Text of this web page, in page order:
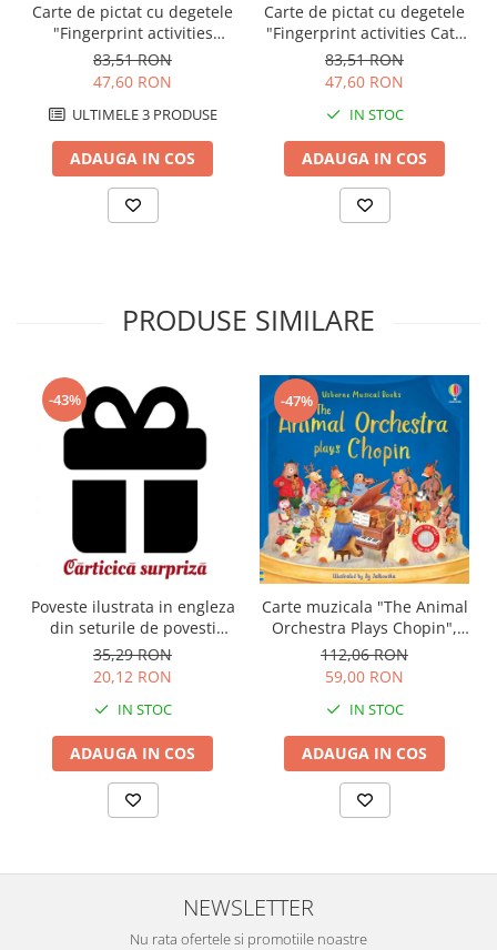
Carte de pictat cu degetele
"Fingerprint activities
Unicorns and Fairies",
Usborne
83,51 RON
47,60 RON
ULTIMELE 3 PRODUSE
ADAUGA IN COS
Carte de pictat cu degetele
"Fingerprint activities Cats
and dogs", Usborne
83,51 RON
47,60 RON
IN STOC
ADAUGA IN COS
PRODUSE SIMILARE
-43%
Poveste ilustrata in engleza
din seturile de povesti
Usborne
35,29 RON
20,12 RON
IN STOC
ADAUGA IN COS
-47%
Carte muzicala "The Animal
Orchestra Plays Chopin",
cartonata, Usborne
112,06 RON
59,00 RON
IN STOC
ADAUGA IN COS
NEWSLETTER
Nu rata ofertele si promotiile noastre